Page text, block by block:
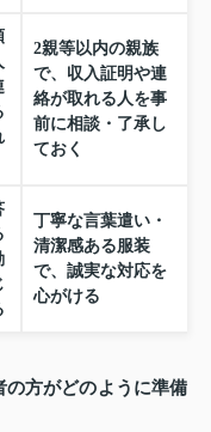
2親等以内の親族
で、収入証明や連
絡が取れる人を事
前に相談・了承し
ておく
丁寧な言葉遣い・
清潔感ある服装
で、誠実な対応を
心がける
方がどのように準備